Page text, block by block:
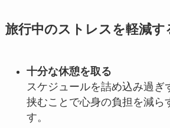
旅行中のストレスを軽減す
十分な休憩を取る
スケジュールを詰め込み過ぎ
挟むことで心身の負担を減ら
す。